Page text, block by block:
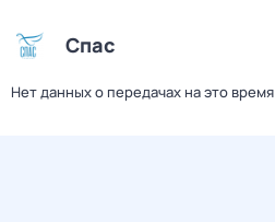
Спас
Нет данных о передачах на это время